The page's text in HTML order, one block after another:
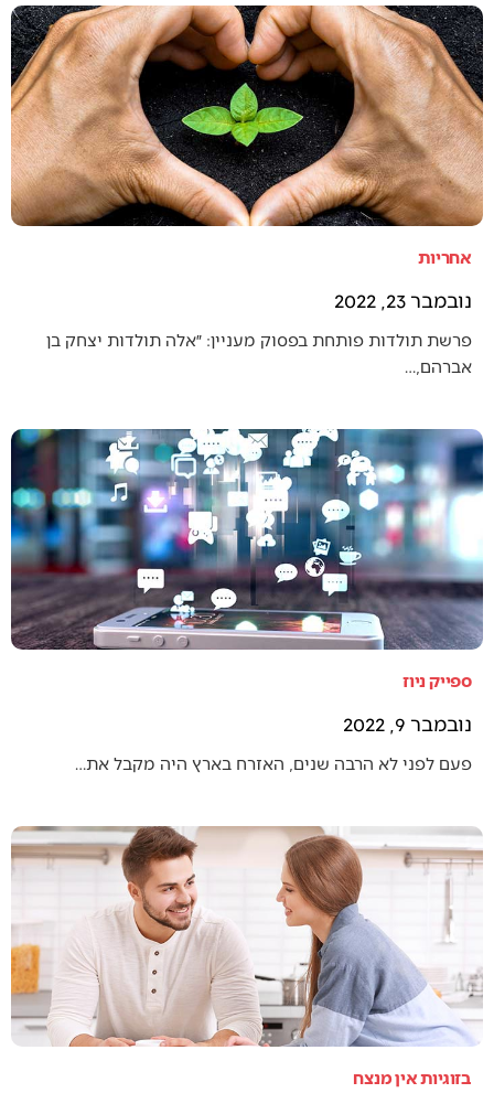
אחריות
נובמבר 23, 2022
פרשת תולדות פותחת בפסוק מעניין: ״אלה תולדות יצחק בן
אברהם,…
ספייק ניוז
נובמבר 9, 2022
פעם לפני לא הרבה שנים, האזרח בארץ היה מקבל את…
בזוגיות אין מנצח